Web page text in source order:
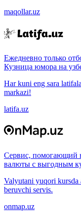
maqollar.uz
Ежедневно только
Кузница юмора на
Har kuni eng sara
markazi!
latifa.uz
Сервис, помогающий
валюты с выгодным
Valyutani yuqori
beruvchi servis.
onmap.uz